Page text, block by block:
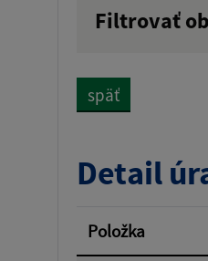
Filtrovať
Filtrovať
späť
Detail
Položka